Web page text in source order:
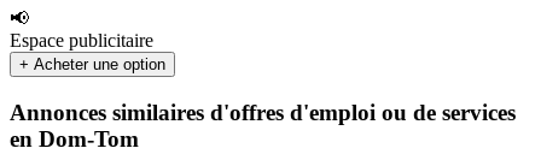
📢
Espace publicitaire
+ Acheter une option
Annonces similaires d'offres d'emploi ou de services
en Dom-Tom